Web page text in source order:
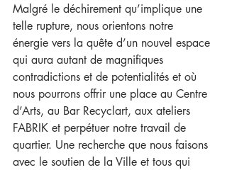
Malgré le déchirement qu’implique une
telle rupture, nous orientons notre
énergie vers la quête d’un nouvel espace
qui aura autant de magnifiques
contradictions et de potentialités et où
nous pourrons offrir une place au Centre
d’Arts, au Bar Recyclart, aux ateliers
FABRIK et perpétuer notre travail de
quartier. Une recherche que nous faisons
avec le soutien de la Ville et tous qui